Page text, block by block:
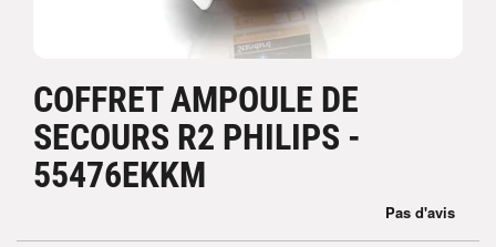
COFFRET AMPOULE DE
SECOURS R2 PHILIPS -
55476EKKM